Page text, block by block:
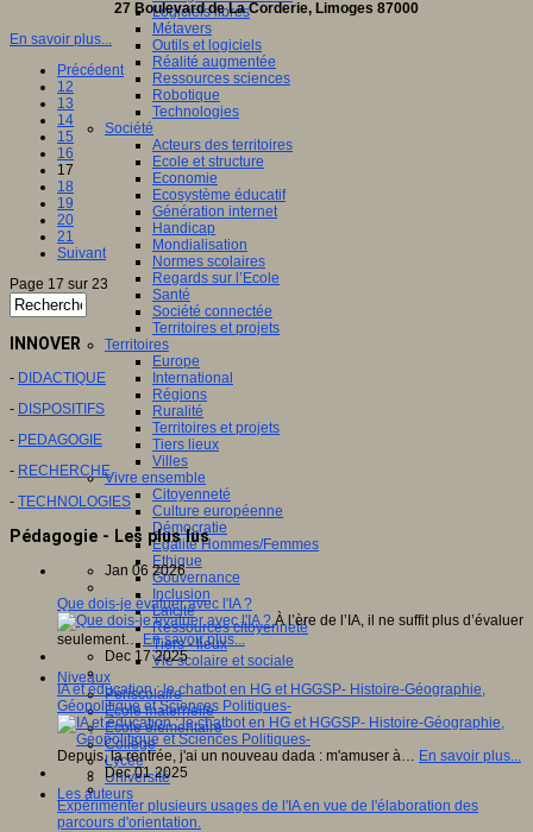
Logiciels libres
Métavers
Outils et logiciels
Réalité augmentée
Ressources sciences
Robotique
Technologies
Société
Acteurs des territoires
Ecole et structure
Economie
Ecosystème éducatif
Génération internet
Handicap
Mondialisation
Normes scolaires
Regards sur l’Ecole
Santé
Société connectée
Territoires et projets
Territoires
Europe
International
Régions
Ruralité
Territoires et projets
Tiers lieux
Villes
Vivre ensemble
Citoyenneté
Culture européenne
Démocratie
Egalité Hommes/Femmes
Ethique
Gouvernance
Inclusion
Laïcité
Ressources citoyenneté
Tiers - lieux
Vie scolaire et sociale
Niveaux
Périscolaire
Ecole maternelle
Ecole élémentaire
Collège
Lycée
Université
Les auteurs
27 Boulevard de La Corderie, Limoges 87000
En savoir plus...
Précédent
12
13
14
15
16
17
18
19
20
21
Suivant
Page 17 sur 23
INNOVER
- DIDACTIQUE
- DISPOSITIFS
- PEDAGOGIE
- RECHERCHE
- TECHNOLOGIES
Pédagogie - Les plus lus
Jan 06 2026
Que dois-je évaluer avec l'IA ?
À l’ère de l’IA, il ne suffit plus d’évaluer
seulement… En savoir plus...
Dec 17 2025
IA et éducation : le chatbot en HG et HGGSP- Histoire-Géographie,
Géopolitique et Sciences Politiques-
Depuis, la rentrée, j'ai un nouveau dada : m'amuser à… En savoir plus...
Dec 01 2025
Expérimenter plusieurs usages de l'IA en vue de l'élaboration des
parcours d'orientation.